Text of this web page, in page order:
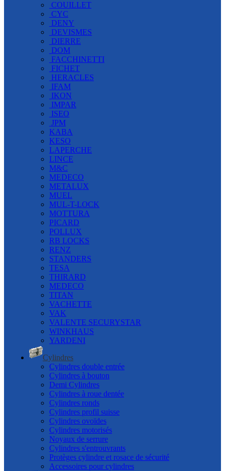
COUILLET
CYC
DENY
DEVISMES
DIERRE
DOM
FACCHINETTI
FICHET
HERACLES
IFAM
IKON
IMPAR
ISEO
JPM
KABA
KESO
LAPERCHE
LINCE
M&C
MEDECO
METALUX
MUEL
MUL-T-LOCK
MOTTURA
PICARD
POLLUX
RB LOCKS
RENZ
STANDERS
TESA
THIRARD
MEDECO
TITAN
VACHETTE
VAK
VALENTE SECURYSTAR
WINKHAUS
YARDENI
Cylindres
Cylindres double entrée
Cylindres à bouton
Demi Cylindres
Cylindres à roue dentée
Cylindres ronds
Cylindres profil suisse
Cylindres ovoïdes
Cylindres motorisés
Noyaux de serrure
Cylindres s'entrouvrants
Protèges cylindre et rosace de sécurité
Accessoires pour cylindres